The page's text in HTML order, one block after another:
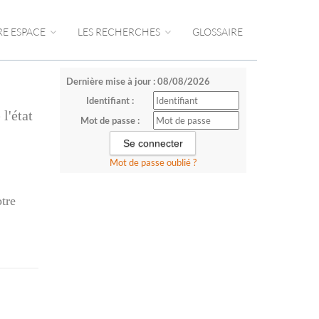
ESPACE LES RECHERCHES GLOSSAIRE
Dernière mise à jour : 08/08/2026
Identifiant :
Mot de passe :
Mot de passe oublié ?
l'état